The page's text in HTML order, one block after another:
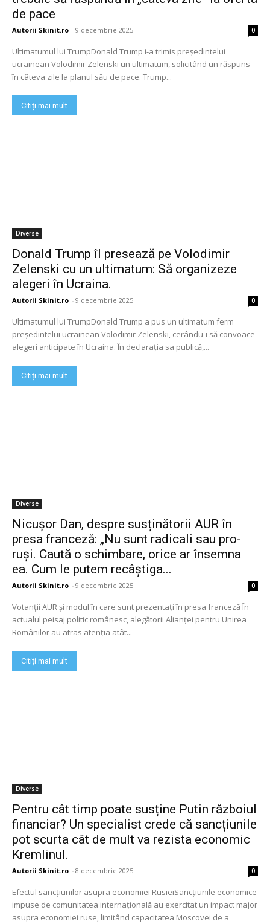
de pace
Autorii Skinit.ro - 9 decembrie 2025 0
Ultimatumul lui TrumpDonald Trump i-a trimis președintelui
ucrainean Volodimir Zelenski un ultimatum, solicitând un răspuns
în câteva zile la planul său de pace. Trump...
Citiți mai mult
Diverse
Donald Trump îl presează pe Volodimir
Zelenski cu un ultimatum: Să organizeze
alegeri în Ucraina.
Autorii Skinit.ro - 9 decembrie 2025 0
Ultimatumul lui TrumpDonald Trump a pus un ultimatum ferm
președintelui ucrainean Volodimir Zelenski, cerându-i să convoace
alegeri anticipate în Ucraina. În declarația sa publică,...
Citiți mai mult
Diverse
Nicușor Dan, despre susținătorii AUR în
presa franceză: „Nu sunt radicali sau pro-
ruși. Caută o schimbare, orice ar însemna
ea. Cum le putem recâștiga...
Autorii Skinit.ro - 9 decembrie 2025 0
Votanții AUR și modul în care sunt prezentați în presa franceză În
actualul peisaj politic românesc, alegătorii Alianței pentru Unirea
Românilor au atras atenția atât...
Citiți mai mult
Diverse
Pentru cât timp poate susține Putin războiul
financiar? Un specialist crede că sancțiunile
pot scurta cât de mult va rezista economic
Kremlinul.
Autorii Skinit.ro - 8 decembrie 2025 0
Efectul sancțiunilor asupra economiei RusieiSancțiunile economice
impuse de comunitatea internațională au exercitat un impact major
asupra economiei ruse, limitând capacitatea Moscovei de a